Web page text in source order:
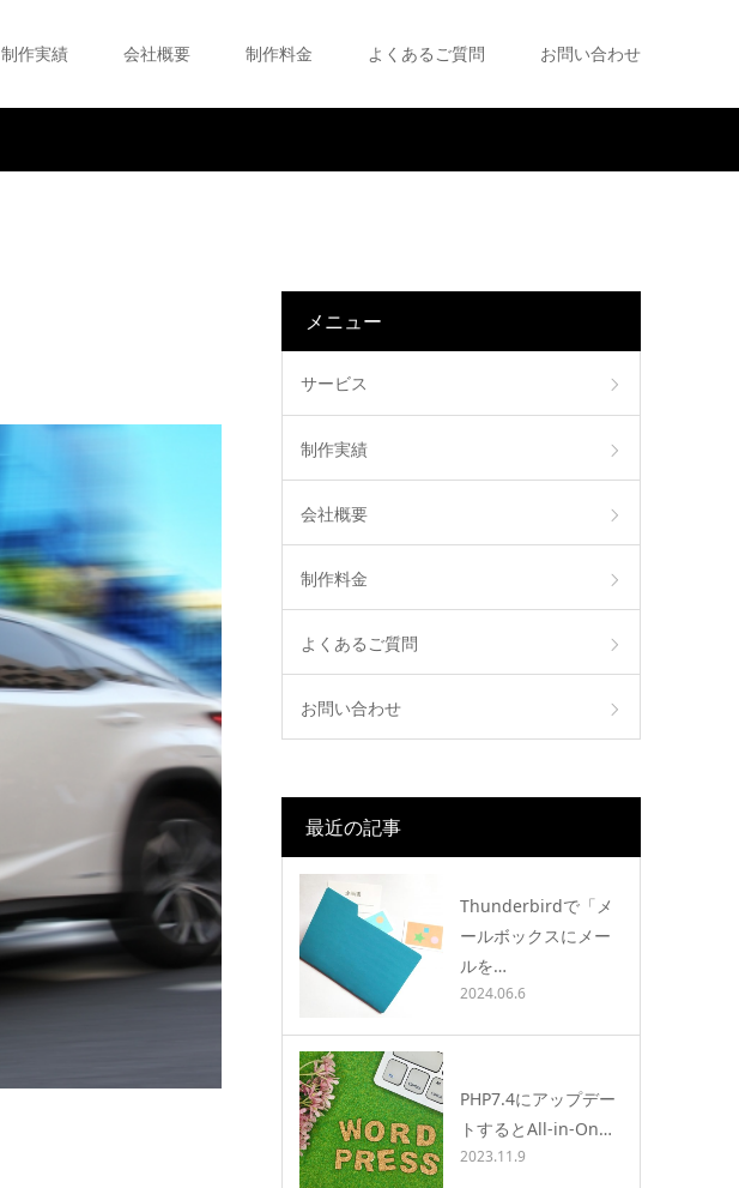
制作実績 会社概要 制作料金 よくあるご質問 お問い合わせ
メニュー
サービス
制作実績
会社概要
制作料金
よくあるご質問
お問い合わせ
最近の記事
Thunderbirdで「メ
ールボックスにメー
ルを…
2024.06.6
PHP7.4にアップデー
トするとAll-in-On…
2023.11.9